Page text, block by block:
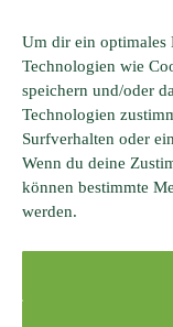
Um dir ein optimales
Technologien wie
speichern und/oder
Technologien
Surfverhalten oder
Wenn du deine
können bestimmte
werden.